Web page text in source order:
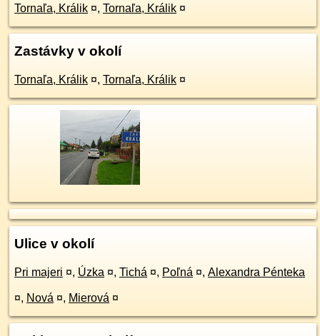
Tornaľa, Králik ¤, Tornaľa, Králik ¤
Zastávky v okolí
Tornaľa, Králik ¤, Tornaľa, Králik ¤
Ulice v okolí
Pri majeri ¤, Úzka ¤, Tichá ¤, Poľná ¤, Alexandra Pénteka
¤, Nová ¤, Mierová ¤